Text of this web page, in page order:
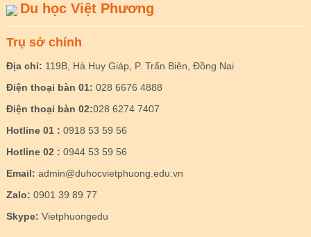
Du học Việt Phương
Trụ sở chính
Địa chỉ: 119B, Hà Huy Giáp, P. Trấn Biên, Đồng Nai
Điện thoại bàn 01: 028 6676 4888
Điện thoại bàn 02:028 6274 7407
Hotline 01 : 0918 53 59 56
Hotline 02 : 0944 53 59 56
Email: admin@duhocvietphuong.edu.vn
Zalo: 0901 39 89 77
Skype: Vietphuongedu